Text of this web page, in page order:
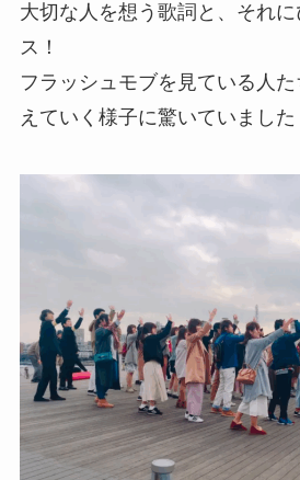
大切な人を想う歌詞と、それ
ス！
フラッシュモブを見ている人
えていく様子に驚いていました